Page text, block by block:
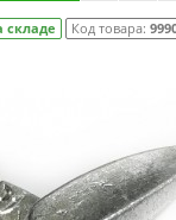
складе Код товара: